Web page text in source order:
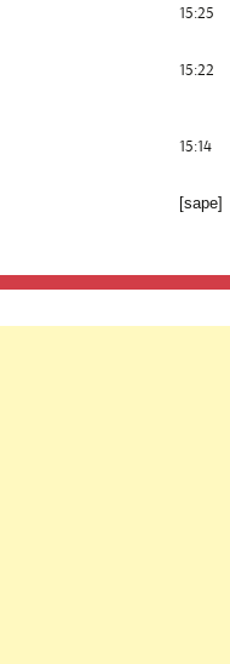
15:25
15:22
15:14
[sape]